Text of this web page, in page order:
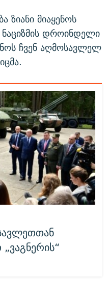
ზიანი მიაყენოს
ნაციზმის დროინდელი
ჩვენ აღმოსავლელ